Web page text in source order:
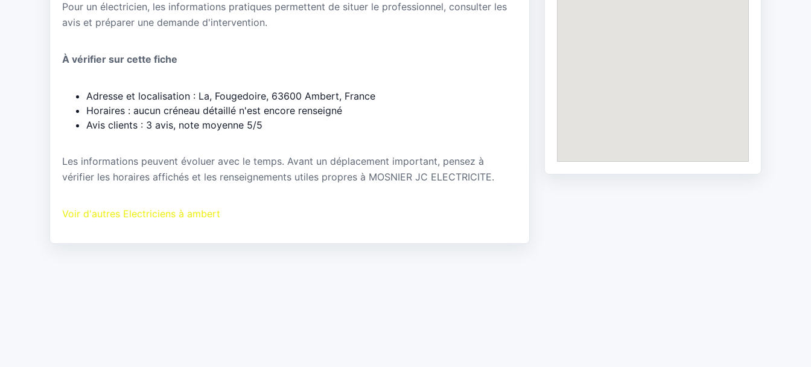
Pour un électricien, les informations pratiques permettent de situer le professionnel, consulter les
avis et préparer une demande d'intervention.
À vérifier sur cette fiche
Adresse et localisation : La, Fougedoire, 63600 Ambert, France
Horaires : aucun créneau détaillé n'est encore renseigné
Avis clients : 3 avis, note moyenne 5/5
Les informations peuvent évoluer avec le temps. Avant un déplacement important, pensez à
vérifier les horaires affichés et les renseignements utiles propres à MOSNIER JC ELECTRICITE.
Voir d'autres Electriciens à ambert